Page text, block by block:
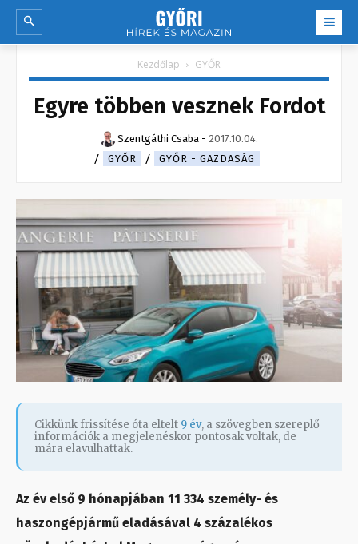
Kezdőlap GYŐR
Egyre többen vesznek Fordot
Szentgáthi Csaba - 2017.10.04.
GYŐR
GYŐR - GAZDASÁG
Cikkünk frissítése óta eltelt 9 év, a szövegben szereplő
információk a megjelenéskor pontosak voltak, de
mára elavulhattak.
Az év első 9 hónapjában 11 334 személy- és
haszongépjármű eladásával 4 százalékos